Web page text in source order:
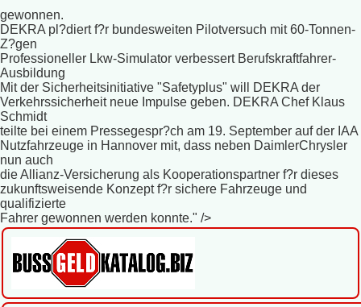
gewonnen.
DEKRA pl?diert f?r bundesweiten Pilotversuch mit 60-Tonnen-
Z?gen
Professioneller Lkw-Simulator verbessert Berufskraftfahrer-
Ausbildung
Mit der Sicherheitsinitiative "Safetyplus" will DEKRA der
Verkehrssicherheit neue Impulse geben. DEKRA Chef Klaus
Schmidt
teilte bei einem Pressegespr?ch am 19. September auf der IAA
Nutzfahrzeuge in Hannover mit, dass neben DaimlerChrysler
nun auch
die Allianz-Versicherung als Kooperationspartner f?r dieses
zukunftsweisende Konzept f?r sichere Fahrzeuge und
qualifizierte
Fahrer gewonnen werden konnte." />